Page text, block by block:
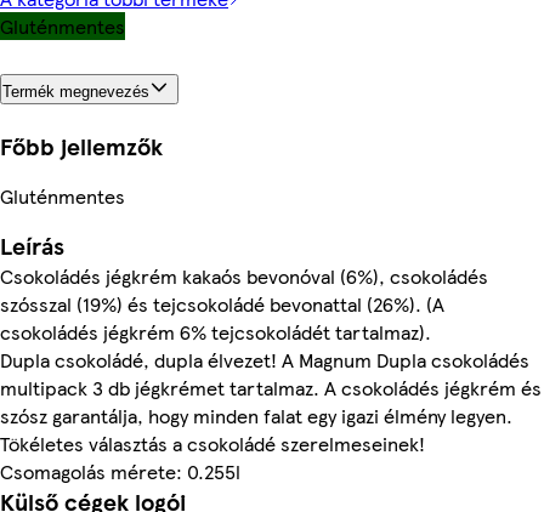
Gluténmentes
Termék megnevezés
Főbb jellemzők
Gluténmentes
Leírás
Csokoládés jégkrém kakaós bevonóval (6%), csokoládés
szósszal (19%) és tejcsokoládé bevonattal (26%). (A
csokoládés jégkrém 6% tejcsokoládét tartalmaz).
Dupla csokoládé, dupla élvezet! A Magnum Dupla csokoládés
multipack 3 db jégkrémet tartalmaz. A csokoládés jégkrém és
szósz garantálja, hogy minden falat egy igazi élmény legyen.
Tökéletes választás a csokoládé szerelmeseinek!
Csomagolás mérete: 0.255l
Külső cégek logói